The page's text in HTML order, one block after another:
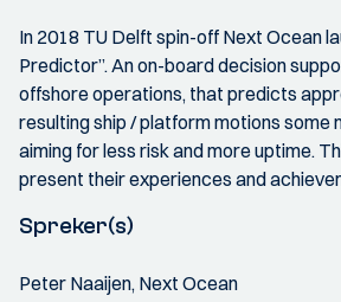
In 2018 TU Delft spin-off Next Ocean
Predictor”. An on-board decision
offshore operations, that predicts
resulting ship / platform motions some
aiming for less risk and more uptime.
present their experiences and
Spreker(s)
Peter Naaijen, Next Ocean